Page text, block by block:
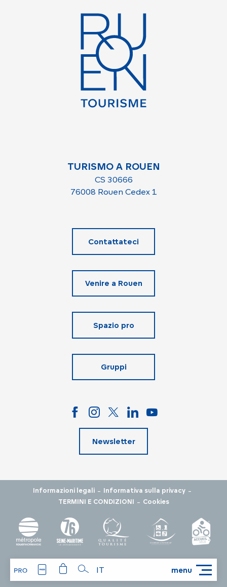
menu
IT
TURISMO A ROUEN
CS 30666
76008 Rouen Cedex 1
Contattateci
Venire a Rouen
Spazio pro
Gruppi
Newsletter
Informazioni legali - Informativa sulla privacy -
TERMINI E CONDIZIONI - Cookies